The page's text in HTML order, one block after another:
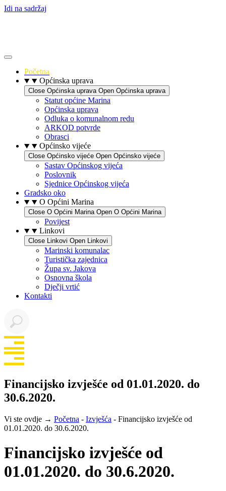
Idi na sadržaj
Početna
Općinska uprava
Close Općinska uprava Open Općinska uprava
Statut općine Marina
Općinska uprava
Odluka o komunalnom redu
ARKOD potvrde
Obrasci
Općinsko vijeće
Close Općinsko vijeće Open Općinsko vijeće
Sastav Općinskog vijeća
Poslovnik
Sjednice Općinskog vijeća
Gradsko oko
O Općini Marina
Close O Općini Marina Open O Općini Marina
Povijest
Linkovi
Close Linkovi Open Linkovi
Marinski komunalac
Turistička zajednica
Župa sv. Jakova
Osnovna škola
Dječji vrtić
Kontakti
Financijsko izvješće od 01.01.2020. do
30.6.2020.
Vi ste ovdje → Početna - Izvješća - Financijsko izvješće od
01.01.2020. do 30.6.2020.
Financijsko izvješće od
01.01.2020. do 30.6.2020.